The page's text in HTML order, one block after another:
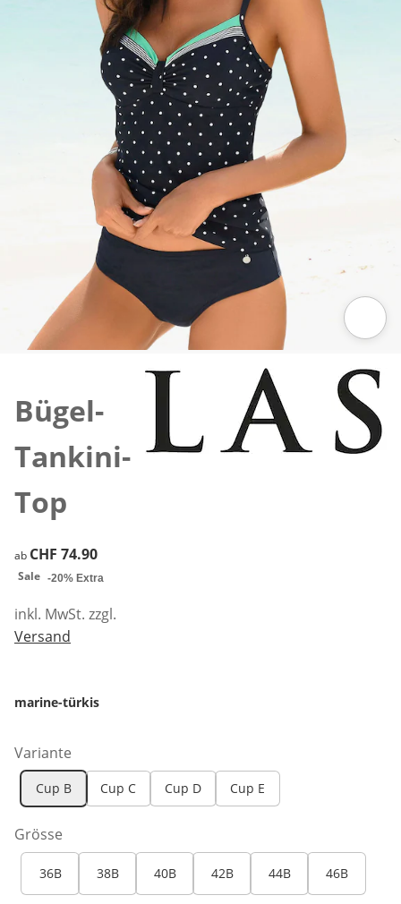
Bügel-
Tankini-
Top
CHF 74.90
ab CHF 74.90
Sale -20% Extra
inkl. MwSt. zzgl.
Versand
marine-türkis
Variante
Cup B Cup C Cup D Cup E
Grösse
36B 38B 40B 42B 44B 46B